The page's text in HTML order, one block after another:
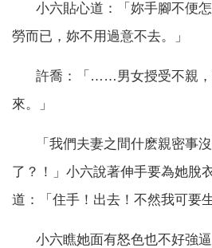
小六貼心道：「妳手腳不便怎
勞而已，妳不用過意不去。」
許喬：「……男女授受不親，
來。」
「我們夫妻之間什麽親密事沒
了？！」小六說著伸手要為她脫
道：「住手！出去！不然我可要
小六瞧她面有怒色也不好強逼